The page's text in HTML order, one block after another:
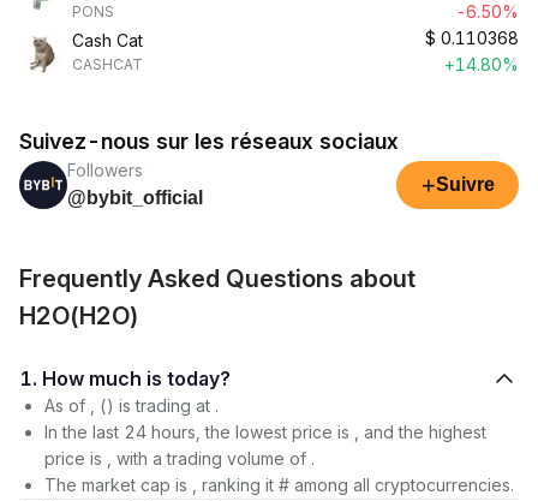
PONS
-6.50%
Cash Cat
CASHCAT
$ 0.110368
+14.80%
Suivez-nous sur les réseaux sociaux
Followers
@bybit_official
+Suivre
Frequently Asked Questions about
H2O(H2O)
1. How much is today?
As of , () is trading at .
In the last 24 hours, the lowest price is , and the highest
price is , with a trading volume of .
The market cap is , ranking it # among all cryptocurrencies.